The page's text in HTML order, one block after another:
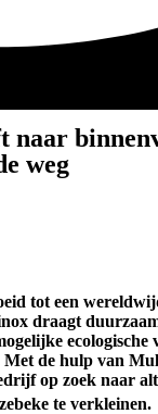
naar
weg
tot een
draagt
de hulp van
op zoek naar
te verkleinen.